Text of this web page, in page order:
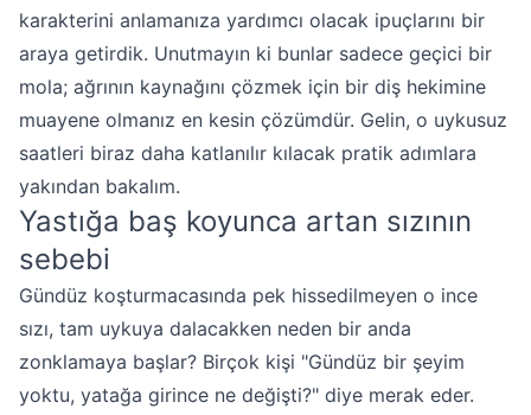
karakterini anlamanıza yardımcı olacak ipuçlarını bir
araya getirdik. Unutmayın ki bunlar sadece geçici bir
mola; ağrının kaynağını çözmek için bir diş hekimine
muayene olmanız en kesin çözümdür. Gelin, o uykusuz
saatleri biraz daha katlanılır kılacak pratik adımlara
yakından bakalım.
Yastığa baş koyunca artan sızının
sebebi
Gündüz koşturmacasında pek hissedilmeyen o ince
sızı, tam uykuya dalacakken neden bir anda
zonklamaya başlar? Birçok kişi "Gündüz bir şeyim
yoktu, yatağa girince ne değişti?" diye merak eder.